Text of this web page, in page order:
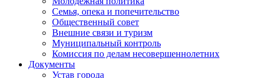
Семья, опека и попечительство
Общественный совет
Внешние связи и туризм
Муниципальный контроль
Комиссия по делам несовершеннолетних
Документы
Устав города